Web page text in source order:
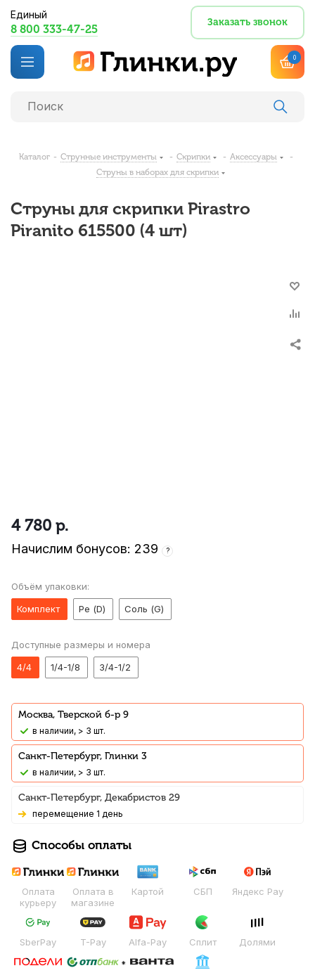
Единый
8 800 333-47-25
Заказать звонок
0
Каталог - Струнные инструменты - Скрипки - Аксессуары
-
Струны в наборах для скрипки
Струны для скрипки Pirastro
Piranito 615500 (4 шт)
4 780 р.
Начислим бонусов: 239 ?
Объём упаковки:
Комплект
Ре (D) Соль (G)
Доступные размеры и номера
4/4
1/4-1/8 3/4-1/2
Москва, Тверской б-р 9
В наличии, > 3 шт.
Санкт-Петербург, Глинки 3
В наличии, > 3 шт.
Санкт-Петербург, Декабристов 29
Перемещение 1 день
Способы оплаты
Оплата
курьеру
Оплата в
магазине
Картой СБП Яндекс Pay
SberPay T-Pay Alfa-Pay Сплит Долями